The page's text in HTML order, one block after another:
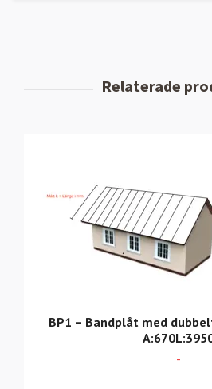
BP1 – Bandplåt med
-